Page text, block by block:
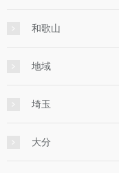
和歌山
地域
埼玉
大分